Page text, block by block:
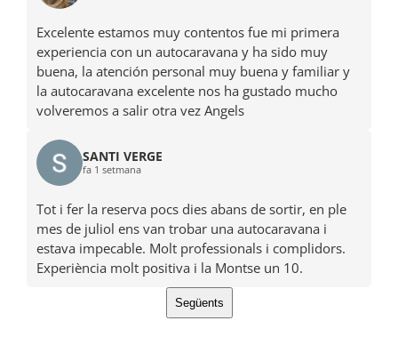
Excelente estamos muy contentos fue mi primera
experiencia con un autocaravana y ha sido muy
buena, la atención personal muy buena y familiar y
la autocaravana excelente nos ha gustado mucho
volveremos a salir otra vez Angels
SANTI VERGE
fa 1 setmana
Tot i fer la reserva pocs dies abans de sortir, en ple
mes de juliol ens van trobar una autocaravana i
estava impecable. Molt professionals i complidors.
Experiència molt positiva i la Montse un 10.
Següents